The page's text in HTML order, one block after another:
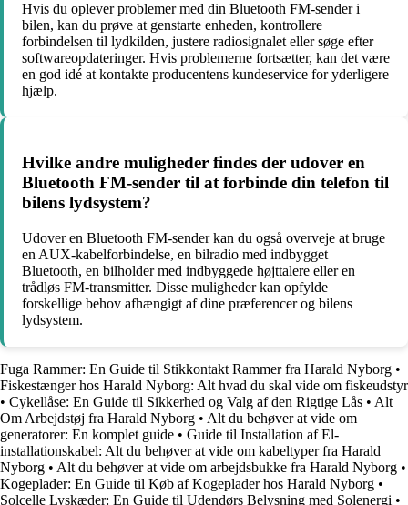
Hvis du oplever problemer med din Bluetooth FM-sender i
bilen, kan du prøve at genstarte enheden, kontrollere
forbindelsen til lydkilden, justere radiosignalet eller søge efter
softwareopdateringer. Hvis problemerne fortsætter, kan det være
en god idé at kontakte producentens kundeservice for yderligere
hjælp.
Hvilke andre muligheder findes der udover en
Bluetooth FM-sender til at forbinde din telefon til
bilens lydsystem?
Udover en Bluetooth FM-sender kan du også overveje at bruge
en AUX-kabelforbindelse, en bilradio med indbygget
Bluetooth, en bilholder med indbyggede højttalere eller en
trådløs FM-transmitter. Disse muligheder kan opfylde
forskellige behov afhængigt af dine præferencer og bilens
lydsystem.
Fuga Rammer: En Guide til Stikkontakt Rammer fra Harald Nyborg •
Fiskestænger hos Harald Nyborg: Alt hvad du skal vide om fiskeudstyr
• Cykellåse: En Guide til Sikkerhed og Valg af den Rigtige Lås • Alt
Om Arbejdstøj fra Harald Nyborg • Alt du behøver at vide om
generatorer: En komplet guide • Guide til Installation af El-
installationskabel: Alt du behøver at vide om kabeltyper fra Harald
Nyborg • Alt du behøver at vide om arbejdsbukke fra Harald Nyborg •
Kogeplader: En Guide til Køb af Kogeplader hos Harald Nyborg •
Solcelle Lyskæder: En Guide til Udendørs Belysning med Solenergi •